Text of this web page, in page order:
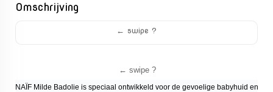
Omschrijving
NAÏF Milde Badolie is speciaal ontwikkeld voor de gevoelige babyhuid en